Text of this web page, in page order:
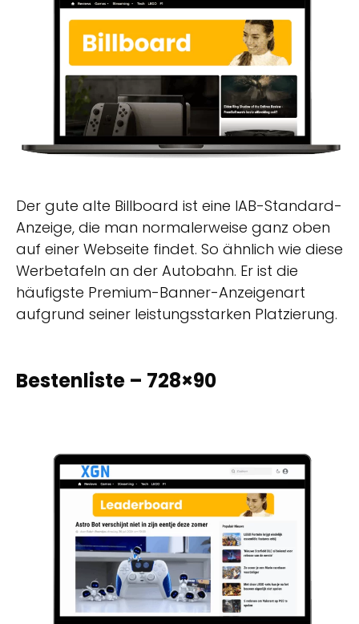
Der gute alte Billboard ist eine IAB-Standard-
Anzeige, die man normalerweise ganz oben
auf einer Webseite findet. So ähnlich wie diese
Werbetafeln an der Autobahn. Er ist die
häufigste Premium-Banner-Anzeigenart
aufgrund seiner leistungsstarken Platzierung.
Bestenliste – 728×90